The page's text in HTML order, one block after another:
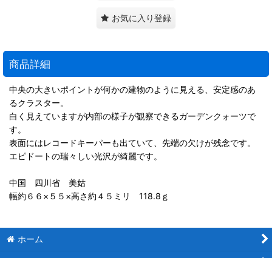
お気に入り登録
商品詳細
中央の大きいポイントが何かの建物のように見える、安定感のあ
るクラスター。
白く見えていますが内部の様子が観察できるガーデンクォーツで
す。
表面にはレコードキーパーも出ていて、先端の欠けが残念です。
エピドートの瑞々しい光沢が綺麗です。
中国 四川省 美姑
幅約６６×５５×高さ約４５ミリ 118.8ｇ
ホーム